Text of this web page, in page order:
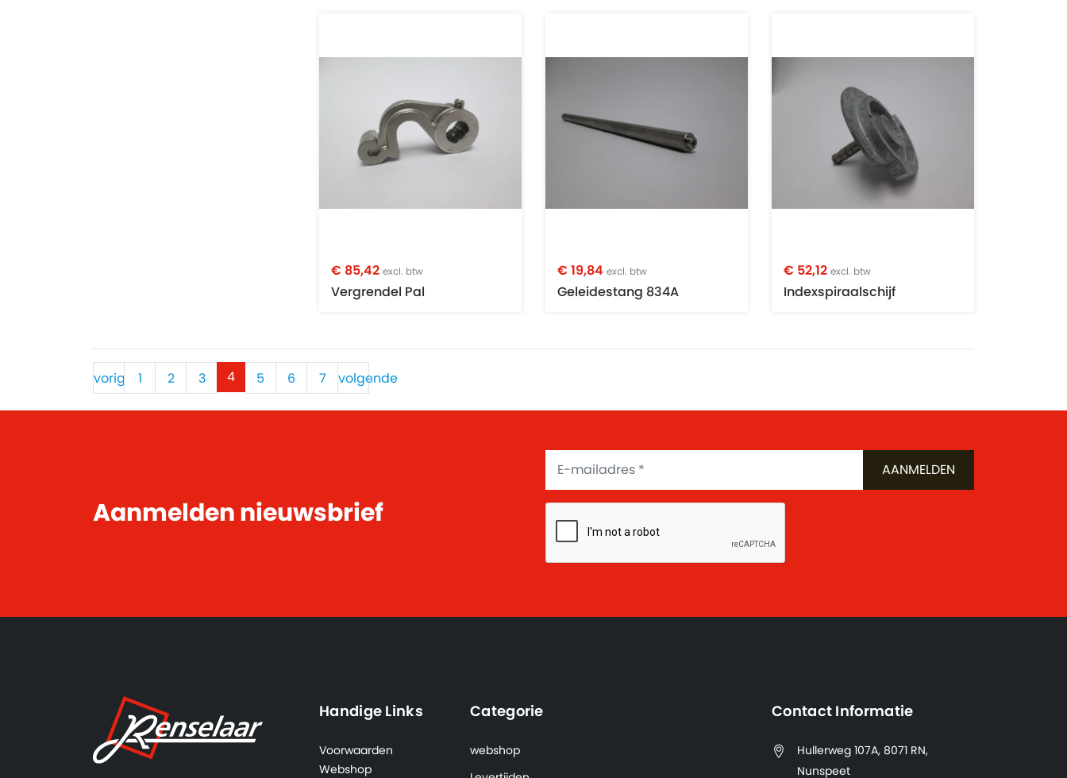
€ 85,42 excl. btw
Vergrendel Pal
€ 19,84 excl. btw
Geleidestang 834A
€ 52,12 excl. btw
Indexspiraalschijf
vorige 1 2 3 4 5 6 7 volgende
Aanmelden nieuwsbrief
Handige Links
Voorwaarden
Webshop
Categorie
webshop
Contact Informatie
Hullerweg 107A, 8071 RN,
Nunspeet